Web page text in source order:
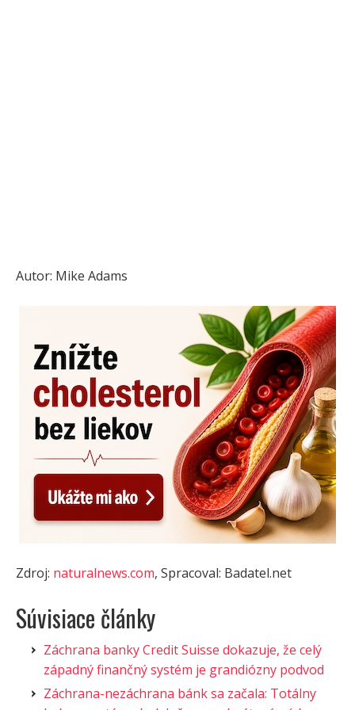
Autor: Mike Adams
Zdroj: naturalnews.com, Spracoval: Badatel.net
Súvisiace články
Záchrana banky Credit Suisse dokazuje, že celý
západný finančný systém je grandiózny podvod
Záchrana-nezáchrana bánk sa začala: Totálny